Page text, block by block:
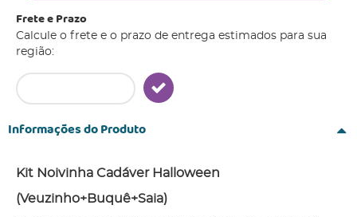
Frete e Prazo
Calcule o frete e o prazo de entrega estimados para sua
região:
Informações do Produto
Kit Noivinha Cadáver Halloween
(Veuzinho+Buquê+Saia)